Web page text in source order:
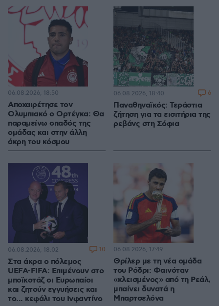
Αποχαιρέτησε τον
Ολυμπιακό ο Ορτέγκα: Θα
παραμείνω οπαδός της
ομάδας και στην άλλη
άκρη του κόσμου
06.08.2026, 18:50
Παναθηναϊκός: Τεράστια
ζήτηση για τα εισιτήρια της
ρεβάνς στη Σόφια
06.08.2026, 18:40 6
Στα άκρα ο πόλεμος
UEFA-FIFA: Επιμένουν στο
μποϊκοτάζ οι Ευρωπαίοι
και ζητούν εγγυήσεις και
το... κεφάλι του Ινφαντίνο
06.08.2026, 18:02 10
Θρίλερ με τη νέα ομάδα
του Ρόδρι: Φαινόταν
«κλεισμένος» από τη Ρεάλ,
μπαίνει δυνατά η
Μπαρτσελόνα
06.08.2026, 17:49